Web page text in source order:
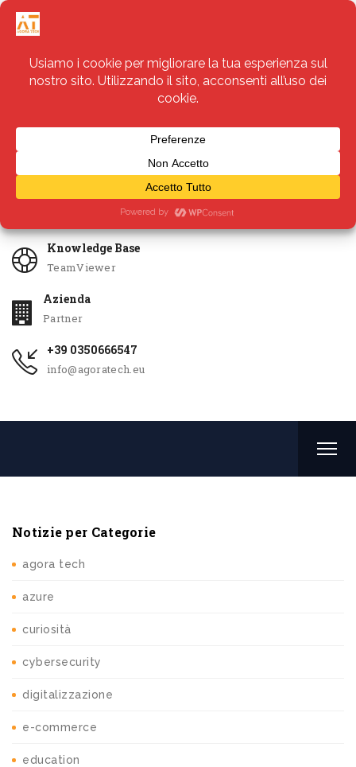
Servizi
Knowledge Base
TeamViewer
Azienda
Partner
+39 0350666547
info@agoratech.eu
Notizie per Categorie
agora tech
azure
curiosità
cybersecurity
digitalizzazione
e-commerce
education